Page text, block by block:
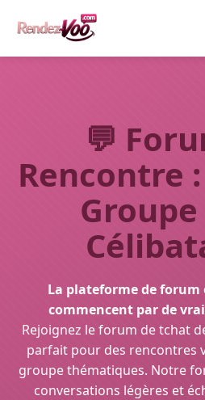
💬
Rencontre
La plateforme de forum
commencent par de
Rejoignez le forum de tchat
parfait pour des rencontres
groupe thématiques. Notre
conversations légères et